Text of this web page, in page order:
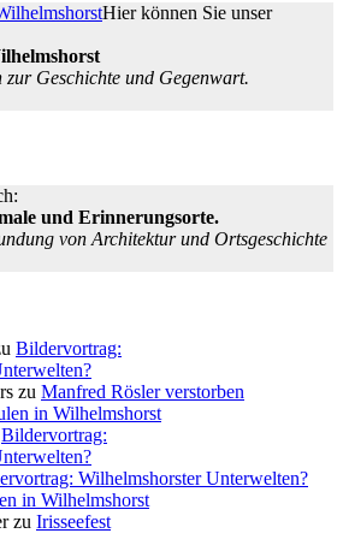
Hier können Sie unser
Geschichte und Gegenwart.
und Erinnerungsorte.
von Architektur und Ortsgeschichte
Bildervortrag:
zu Manfred Rösler verstorben
in Wilhelmshorst
Bildervortrag:
Wilhelmshorster Unterwelten?
in Wilhelmshorst
zu Irisseefest